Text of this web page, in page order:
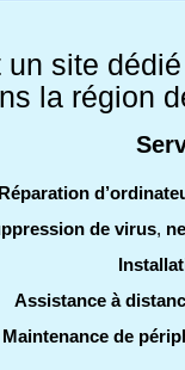
un site
la région
Réparation
de virus,
Assistance à
Maintenance de